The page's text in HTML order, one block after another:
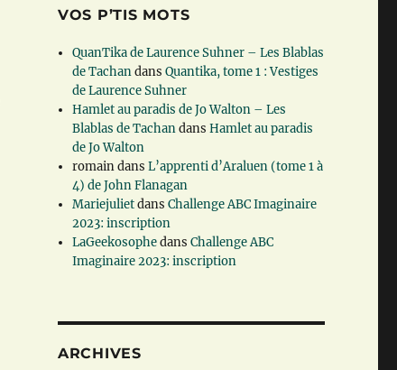
VOS P’TIS MOTS
QuanTika de Laurence Suhner – Les Blablas
de TachandansQuantika, tome 1 : Vestiges
de Laurence Suhner
Hamlet au paradis de Jo Walton – Les
Blablas de TachandansHamlet au paradis
de Jo Walton
romaindansL’apprenti d’Araluen (tome 1 à
4) de John Flanagan
MariejulietdansChallenge ABC Imaginaire
2023: inscription
LaGeekosophedansChallenge ABC
Imaginaire 2023: inscription
ARCHIVES